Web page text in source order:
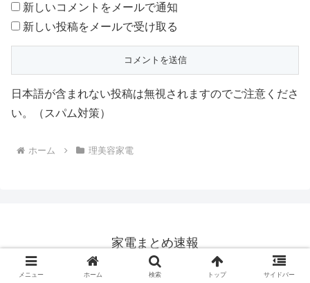
新しいコメントをメールで通知
新しい投稿をメールで受け取る
日本語が含まれない投稿は無視されますのでご注意くださ
い。（スパム対策）
ホーム 理美容家電
家電まとめ速報
© 2023 家電まとめ速報.
メニュー ホーム 検索 トップ サイドバー